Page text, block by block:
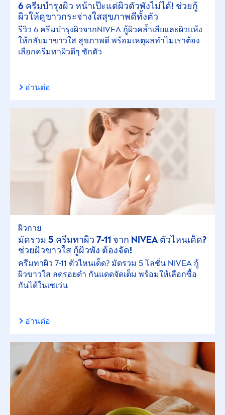
6 ครีมบำรุงผิว หน้าเป๊ะแต่ผิวตัวพังไม่ได้! ช่วยกู้
ผิวให้ดูขาวกระจ่างใสสุขภาพดีทั้งตัว
รีวิว 6 ครีมบำรุงผิวจากNIVEA กู้ผิวคล้ำเสียและผิวแห้ง
ให้กลับมาขาวใส สุขภาพดี พร้อมเหตุผลทำไมเราต้อง
เลือกครีมทาผิวดีๆ ซักตัว
อ่านต่อ
ผิวกาย
มัดรวม 5 ครีมทาผิว 7-11 จาก NIVEA ตัวไหนเด็ด?
ช่วยผิวขาวใส กู้ผิวพัง ต้องจัด!
ครีมทาผิว 7-11 ตัวไหนเด็ด? มัดรวม 5 โลชั่น NIVEA กู้
ผิวขาวใส ลดรอยดำ กันแดดจัดเต็ม พร้อมให้เลือกซื้อ
กันได้ในเซเว่น
อ่านต่อ